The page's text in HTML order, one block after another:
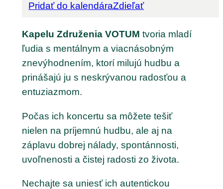
Pridať do kalendáraZdieľať
Kapelu Združenia VOTUM tvoria mladí
ľudia s mentálnym a viacnásobným
znevýhodnením, ktorí milujú hudbu a
prinášajú ju s neskrývanou radosťou a
entuziazmom.
Počas ich koncertu sa môžete tešiť
nielen na príjemnú hudbu, ale aj na
záplavu dobrej nálady, spontánnosti,
uvoľnenosti a čistej radosti zo života.
Nechajte sa uniesť ich autentickou